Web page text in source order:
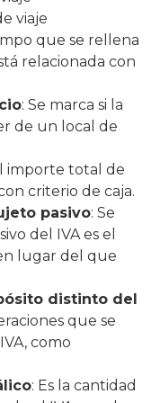
viaje
que se rellena
relacionada con
: Se marca si la
de un local de
importe total de
criterio de caja.
pasivo: Se
del IVA es el
lugar del que
distinto del
que se
como
: Es la cantidad